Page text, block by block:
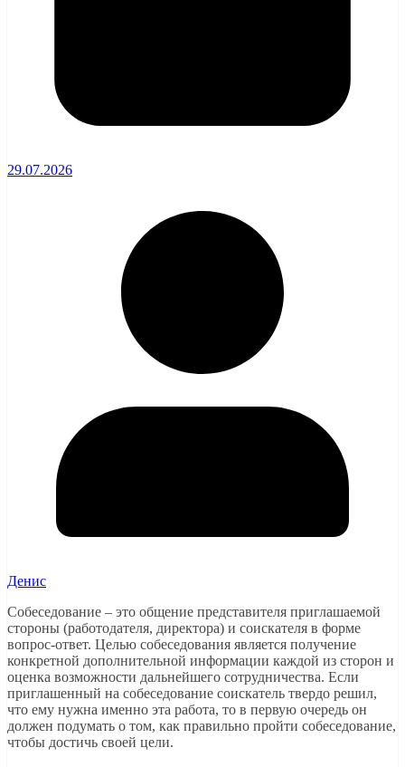
29.07.2026
Денис
Собеседование – это общение представителя приглашаемой
стороны (работодателя, директора) и соискателя в форме
вопрос-ответ. Целью собеседования является получение
конкретной дополнительной информации каждой из сторон и
оценка возможности дальнейшего сотрудничества. Если
приглашенный на собеседование соискатель твердо решил,
что ему нужна именно эта работа, то в первую очередь он
должен подумать о том, как правильно пройти собеседование,
чтобы достичь своей цели.